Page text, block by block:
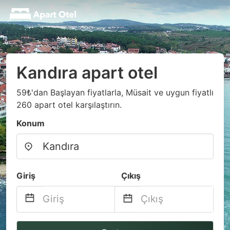
Kandıra apart otel
59₺'dan Başlayan fiyatlarla, Müsait ve uygun fiyatlı
260 apart otel karşılaştırın.
Konum
Giriş Çıkış
Navigate
Navigate